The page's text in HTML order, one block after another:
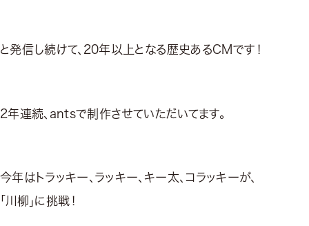
と発信し続けて、20年以上となる歴史あるCMです！
2年連続、antsで制作させていただいてます。
今年はトラッキー、ラッキー、キー太、コラッキーが、
「川柳」に挑戦！